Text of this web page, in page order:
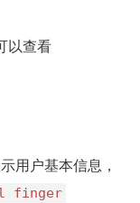
以查看
示用户基本信息，
finger